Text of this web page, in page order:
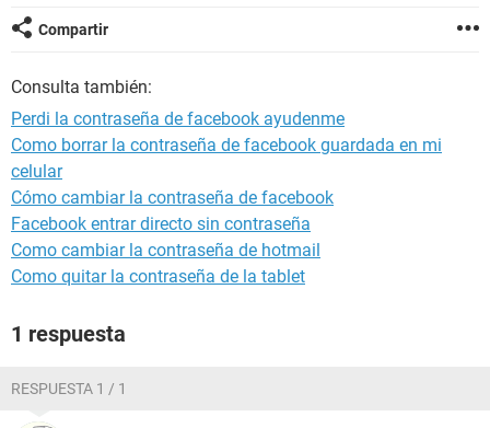
Compartir
Consulta también:
Perdi la contraseña de facebook ayudenme
Como borrar la contraseña de facebook guardada en mi
celular
Cómo cambiar la contraseña de facebook
Facebook entrar directo sin contraseña
Como cambiar la contraseña de hotmail
Como quitar la contraseña de la tablet
1 respuesta
RESPUESTA 1 / 1